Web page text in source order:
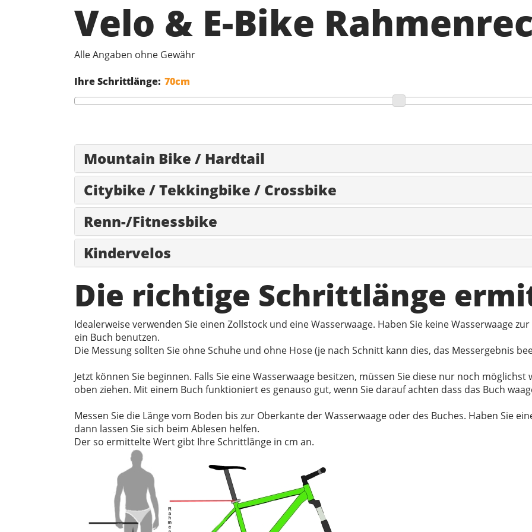
Velo & E-Bike
Alle Angaben ohne Gewähr
Ihre Schrittlänge:
Mountain Bike / Hardtail
Citybike / Tekkingbike / Crossbike
Renn-/Fitnessbike
Kindervelos
Die richtige Schrittlänge
Idealerweise verwenden Sie einen Zollstock und eine Wasserwaage. Haben Sie keine Wasserwaage
ein Buch benutzen.
Die Messung sollten Sie ohne Schuhe und ohne Hose (je nach Schnitt kann dies, das Messergebnis
Jetzt können Sie beginnen. Falls Sie eine Wasserwaage besitzen, müssen Sie diese nur noch
oben ziehen. Mit einem Buch funktioniert es genauso gut, wenn Sie darauf achten dass das Buch
Messen Sie die Länge vom Boden bis zur Oberkante der Wasserwaage oder des Buches. Haben Sie
dann lassen Sie sich beim Ablesen helfen.
Der so ermittelte Wert gibt Ihre Schrittlänge in cm an.